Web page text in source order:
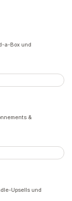
a-Box und
&
Upsells und